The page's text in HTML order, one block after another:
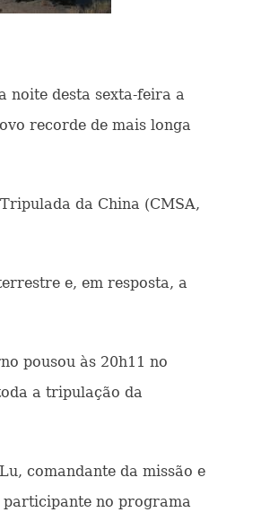
noite desta sexta-feira a
recorde de mais longa
da China (CMSA,
e, em resposta, a
pousou às 20h11 no
a tripulação da
comandante da missão e
participante no programa